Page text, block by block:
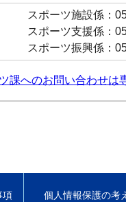
スポーツ施設係：
スポーツ支援係：
スポーツ振興係：
課へのお問い合わせは
項 個人情報保護の考